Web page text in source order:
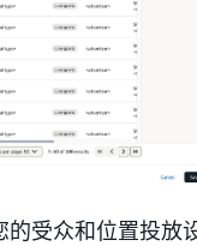
的受众和位置投放